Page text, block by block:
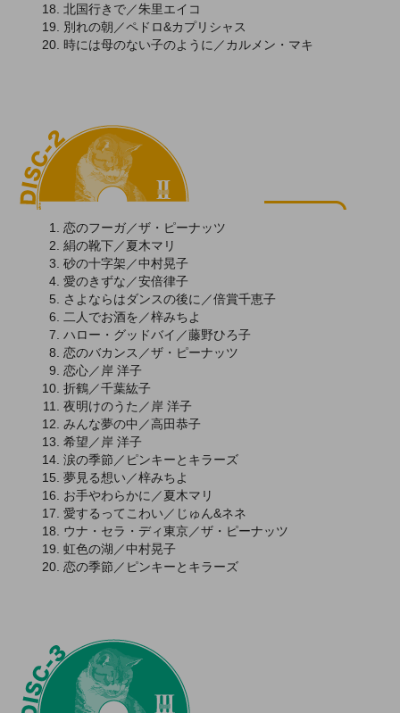
北国行きで／朱里エイコ
別れの朝／ペドロ&カプリシャス
時には母のない子のように／カルメン・マキ
恋のフーガ／ザ・ピーナッツ
絹の靴下／夏木マリ
砂の十字架／中村晃子
愛のきずな／安倍律子
さよならはダンスの後に／倍賞千恵子
二人でお酒を／梓みちよ
ハロー・グッドバイ／藤野ひろ子
恋のバカンス／ザ・ピーナッツ
恋心／岸 洋子
折鶴／千葉紘子
夜明けのうた／岸 洋子
みんな夢の中／高田恭子
希望／岸 洋子
涙の季節／ピンキーとキラーズ
夢見る想い／梓みちよ
お手やわらかに／夏木マリ
愛するってこわい／じゅん&ネネ
ウナ・セラ・ディ東京／ザ・ピーナッツ
虹色の湖／中村晃子
恋の季節／ピンキーとキラーズ